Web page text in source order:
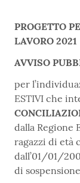
PROGETTO
LAVORO 2021
AVVISO
per
ESTIVI che
dalla Regione
ragazzi di età
dall’01/01/
di